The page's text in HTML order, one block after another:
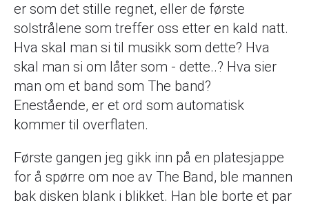
er som det stille regnet, eller de første
solstrålene som treffer oss etter en kald natt.
Hva skal man si til musikk som dette? Hva
skal man si om låter som - dette..? Hva sier
man om et band som The band?
Enestående, er et ord som automatisk
kommer til overflaten.
Første gangen jeg gikk inn på en platesjappe
for å spørre om noe av The Band, ble mannen
bak disken blank i blikket. Han ble borte et par